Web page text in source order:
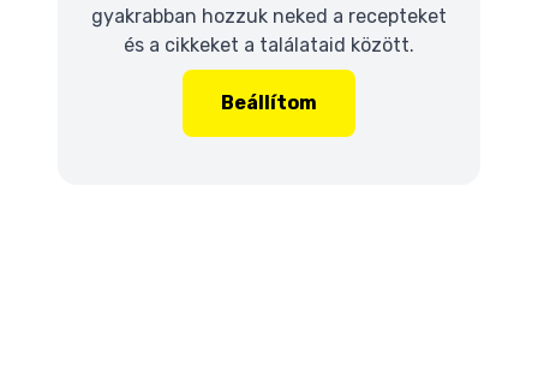
gyakrabban hozzuk neked a recepteket
és a cikkeket a találataid között.
Beállítom